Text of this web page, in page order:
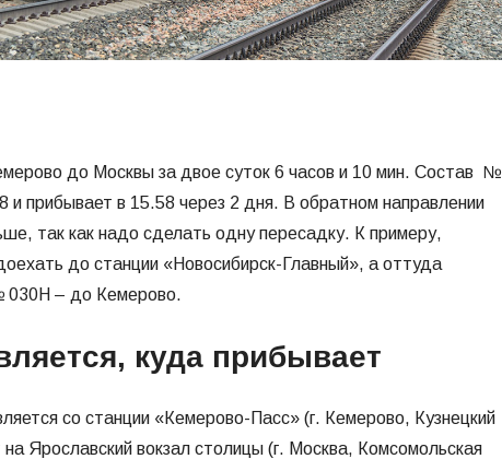
до Москвы за двое суток 6 часов и 10 мин. Состав №
и прибывает в 15.58 через 2 дня. В обратном направлении
так как надо сделать одну пересадку. К примеру,
до станции «Новосибирск-Главный», а оттуда
030Н – до Кемерово.
куда прибывает
со станции «Кемерово-Пасс» (г. Кемерово, Кузнецкий
Ярославский вокзал столицы (г. Москва, Комсомольская